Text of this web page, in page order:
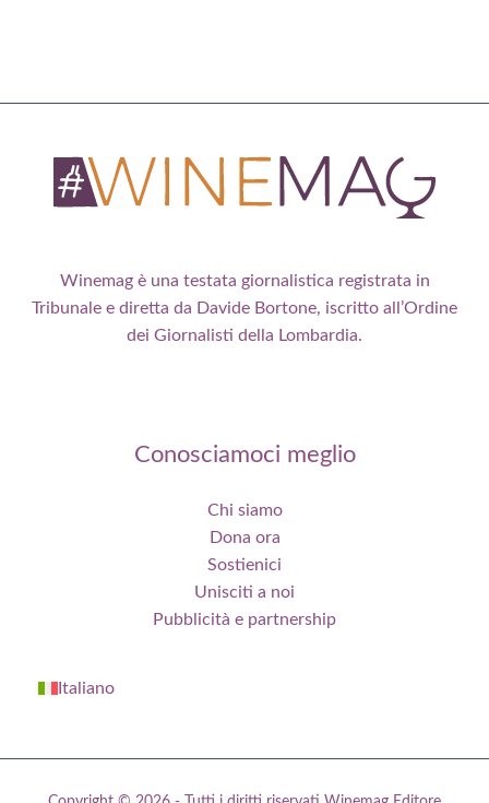
Winemag è una testata giornalistica registrata in
Tribunale e diretta da Davide Bortone, iscritto all’Ordine
dei Giornalisti della Lombardia.
Conosciamoci meglio
Chi siamo
Dona ora
Sostienici
Unisciti a noi
Pubblicità e partnership
Italiano